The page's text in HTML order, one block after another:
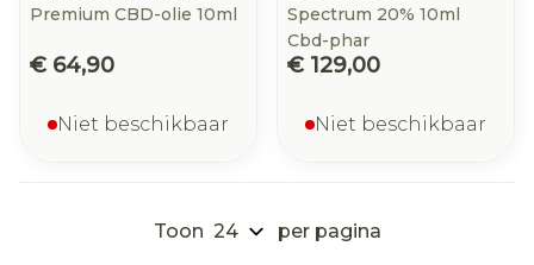
Premium CBD-olie 10ml
€ 64,90
Niet beschikbaar
Spectrum 20% 10ml
Cbd-phar
€ 129,00
Niet beschikbaar
Toon per pagina